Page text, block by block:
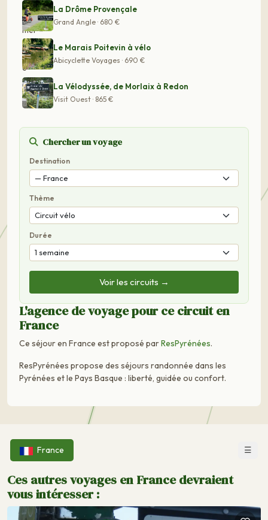
La Drôme Provençale
Grand Angle · 680 €
Le Marais Poitevin à vélo
Abicyclette Voyages · 690 €
La Vélodyssée, de Morlaix à Redon
Visit Ouest · 865 €
Chercher un voyage
Destination
Thème
Durée
Voir les circuits →
L'agence de voyage pour ce circuit en
France
Ce séjour en France est proposé parResPyrénées.
ResPyrénées propose des séjours randonnée dans les
Pyrénées et le Pays Basque : liberté, guidée ou confort.
France ☰
Ces autres voyages en France devraient
vous intéresser :